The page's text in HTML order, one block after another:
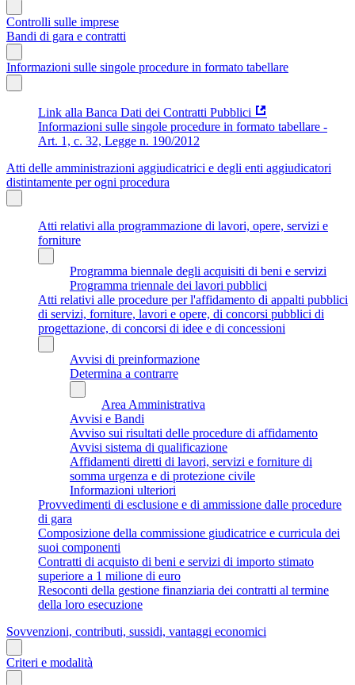
Controlli sulle imprese
Bandi di gara e contratti
Informazioni sulle singole procedure in formato tabellare
Link alla Banca Dati dei Contratti Pubblici
Informazioni sulle singole procedure in formato tabellare -
Art. 1, c. 32, Legge n. 190/2012
Atti delle amministrazioni aggiudicatrici e degli enti aggiudicatori
distintamente per ogni procedura
Atti relativi alla programmazione di lavori, opere, servizi e
forniture
Programma biennale degli acquisiti di beni e servizi
Programma triennale dei lavori pubblici
Atti relativi alle procedure per l'affidamento di appalti pubblici
di servizi, forniture, lavori e opere, di concorsi pubblici di
progettazione, di concorsi di idee e di concessioni
Avvisi di preinformazione
Determina a contrarre
Area Amministrativa
Avvisi e Bandi
Avviso sui risultati delle procedure di affidamento
Avvisi sistema di qualificazione
Affidamenti diretti di lavori, servizi e forniture di
somma urgenza e di protezione civile
Informazioni ulteriori
Provvedimenti di esclusione e di ammissione dalle procedure
di gara
Composizione della commissione giudicatrice e curricula dei
suoi componenti
Contratti di acquisto di beni e servizi di importo stimato
superiore a 1 milione di euro
Resoconti della gestione finanziaria dei contratti al termine
della loro esecuzione
Sovvenzioni, contributi, sussidi, vantaggi economici
Criteri e modalità